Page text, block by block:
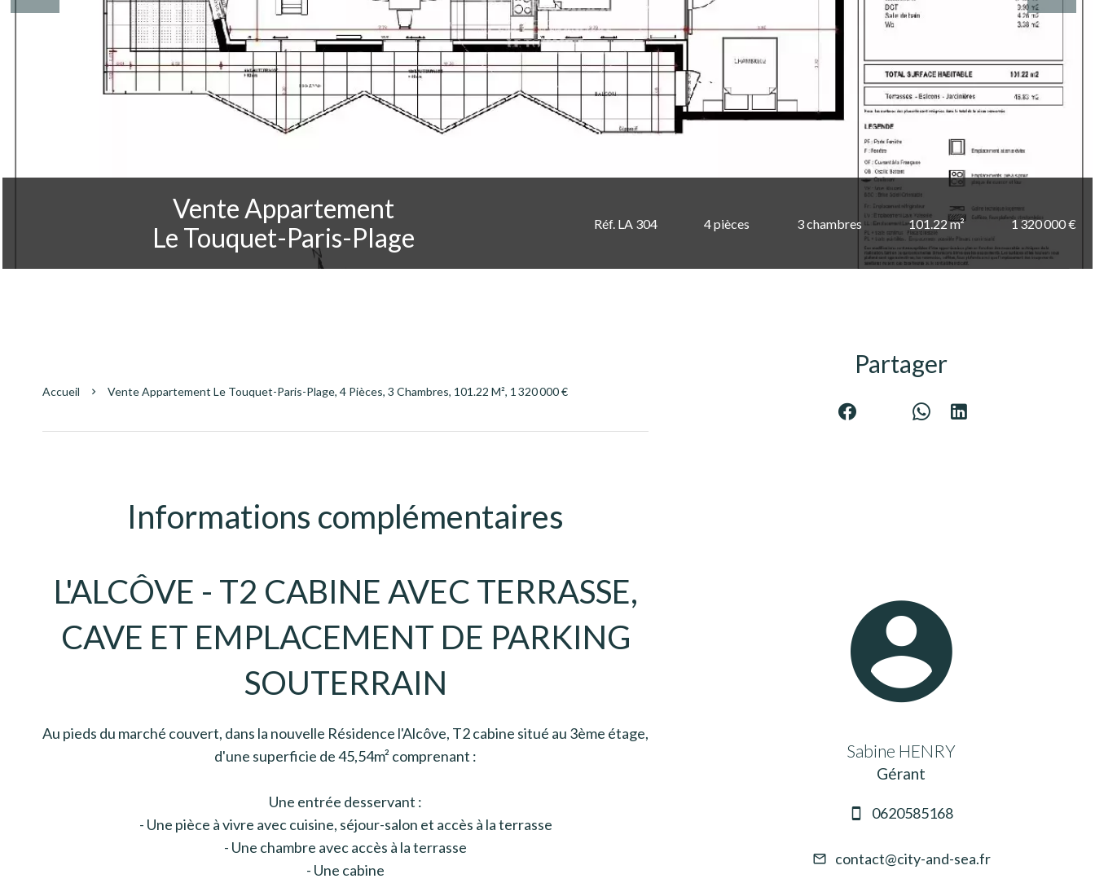
Vente Appartement
Le Touquet-Paris-Plage
Réf. LA 304 4 pièces 3 chambres 101.22 m² 1 320 000 €
Accueil Vente Appartement Le Touquet-Paris-Plage, 4 Pièces, 3 Chambres, 101.22 M², 1 320 000 €
Informations complémentaires
L'ALCÔVE - T2 CABINE AVEC TERRASSE,
CAVE ET EMPLACEMENT DE PARKING
SOUTERRAIN
Au pieds du marché couvert, dans la nouvelle Résidence l'Alcôve, T2 cabine situé au 3ème étage,
d'une superficie de 45,54m² comprenant :
Une entrée desservant :
- Une pièce à vivre avec cuisine, séjour-salon et accès à la terrasse
- Une chambre avec accès à la terrasse
- Une cabine
Partager
Sabine HENRY
Gérant
0620585168
contact@city-and-sea.fr